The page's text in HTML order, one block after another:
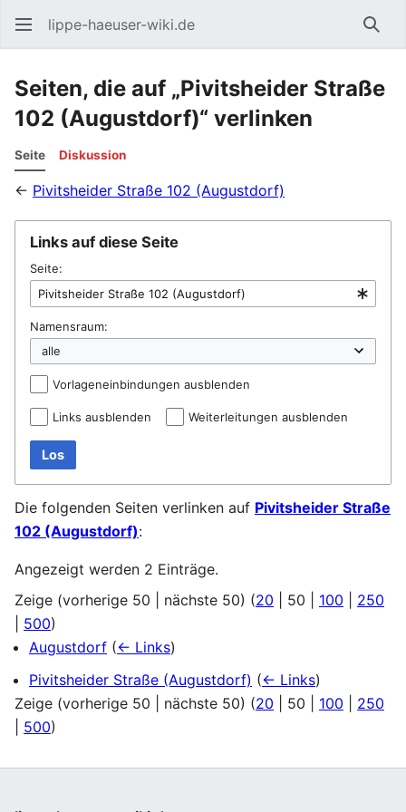
lippe-haeuser-wiki.de
Seiten, die auf „Pivitsheider Straße
102 (Augustdorf)“ verlinken
Seite Diskussion
← Pivitsheider Straße 102 (Augustdorf)
Links auf diese Seite
Seite:
Namensraum:
Vorlageneinbindungen ausblenden
Links ausblenden Weiterleitungen ausblenden
Los
Die folgenden Seiten verlinken auf Pivitsheider Straße
102 (Augustdorf):
Angezeigt werden 2 Einträge.
Zeige (vorherige 50 nächste 50) (20 50 100
250
500)
Augustdorf (← Links)
Pivitsheider Straße (Augustdorf) (← Links)
Zeige (vorherige 50 nächste 50) (20 50 100
250
500)